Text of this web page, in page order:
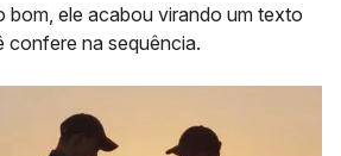
bom, ele acabou virando um texto
na sequência.